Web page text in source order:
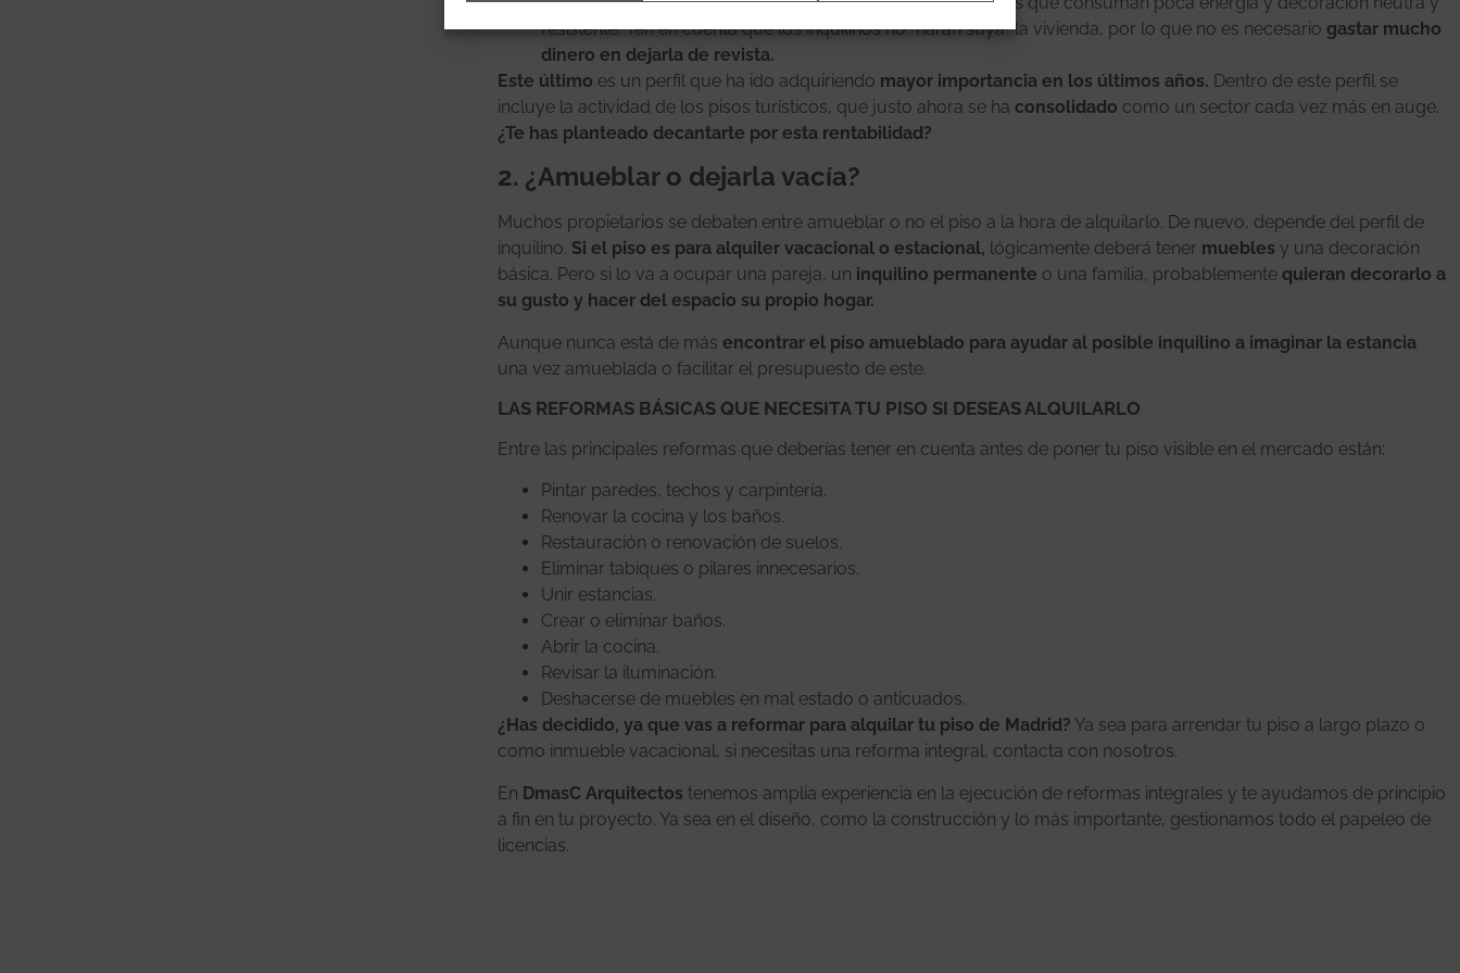
resistente. Ten en cuenta que los inquilinos no “harán suya” la vivienda, por lo que no es necesario gastar mucho
dinero en dejarla de revista.
Este último es un perfil que ha ido adquiriendo mayor importancia en los últimos años. Dentro de este perfil se
incluye la actividad de los pisos turísticos, que justo ahora se ha consolidado como un sector cada vez más en auge.
¿Te has planteado decantarte por esta rentabilidad?
2. ¿Amueblar o dejarla vacía?
Muchos propietarios se debaten entre amueblar o no el piso a la hora de alquilarlo. De nuevo, depende del perfil de
inquilino. Si el piso es para alquiler vacacional o estacional, lógicamente deberá tener muebles y una decoración
básica. Pero si lo va a ocupar una pareja, un inquilino permanente o una familia, probablemente quieran decorarlo a
su gusto y hacer del espacio su propio hogar.
Aunque nunca está de más encontrar el piso amueblado para ayudar al posible inquilino a imaginar la estancia
una vez amueblada o facilitar el presupuesto de este.
LAS REFORMAS BÁSICAS QUE NECESITA TU PISO SI DESEAS ALQUILARLO
Entre las principales reformas que deberías tener en cuenta antes de poner tu piso visible en el mercado están:
Pintar paredes, techos y carpintería.
Renovar la cocina y los baños.
Restauración o renovación de suelos.
Eliminar tabiques o pilares innecesarios.
Unir estancias.
Crear o eliminar baños.
Abrir la cocina.
Revisar la iluminación.
Deshacerse de muebles en mal estado o anticuados.
¿Has decidido, ya que vas a reformar para alquilar tu piso de Madrid? Ya sea para arrendar tu piso a largo plazo o
como inmueble vacacional, si necesitas una reforma integral, contacta con nosotros.
En DmasC Arquitectos tenemos amplia experiencia en la ejecución de reformas integrales y te ayudamos de principio
a fin en tu proyecto. Ya sea en el diseño, como la construcción y lo más importante, gestionamos todo el papeleo de
licencias.